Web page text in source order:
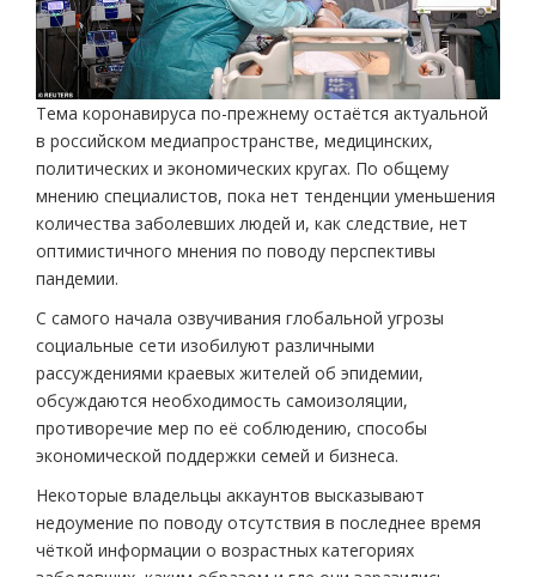
Тема коронавируса по-прежнему остаётся актуальной
в российском медиапространстве, медицинских,
политических и экономических кругах. По общему
мнению специалистов, пока нет тенденции уменьшения
количества заболевших людей и, как следствие, нет
оптимистичного мнения по поводу перспективы
пандемии.
С самого начала озвучивания глобальной угрозы
социальные сети изобилуют различными
рассуждениями краевых жителей об эпидемии,
обсуждаются необходимость самоизоляции,
противоречие мер по её соблюдению, способы
экономической поддержки семей и бизнеса.
Некоторые владельцы аккаунтов высказывают
недоумение по поводу отсутствия в последнее время
чёткой информации о возрастных категориях